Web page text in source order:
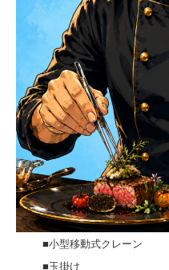
■小型移動式クレーン
■玉掛け